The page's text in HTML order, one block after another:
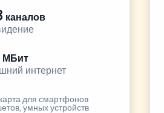
каналов
МБит
интернет
для смартфонов
умных устройств